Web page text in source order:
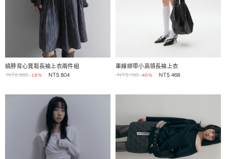
繞脖背心寬鬆長袖上衣兩件組
NT$ 980-18% NT$ 804
車線綁帶小高領長袖上衣
NT$ 780-40% NT$ 468